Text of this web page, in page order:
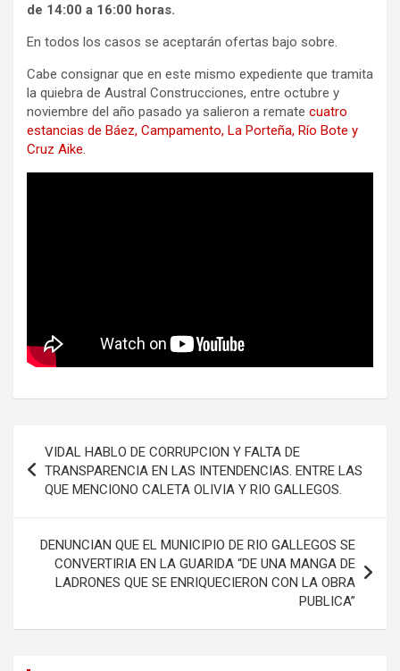
de 14:00 a 16:00 horas.
En todos los casos se aceptarán ofertas bajo sobre.
Cabe consignar que en este mismo expediente que tramita
la quiebra de Austral Construcciones, entre octubre y
noviembre del año pasado ya salieron a remate cuatro
estancias de Báez, Campamento, La Porteña, Río Bote y
Cruz Aike.
de
entradas
VIDAL HABLO DE CORRUPCION Y FALTA DE
TRANSPARENCIA EN LAS INTENDENCIAS. ENTRE LAS
QUE MENCIONO CALETA OLIVIA Y RIO GALLEGOS.
DENUNCIAN QUE EL MUNICIPIO DE RIO GALLEGOS SE
CONVERTIRIA EN LA GUARIDA “DE UNA MANGA DE
LADRONES QUE SE ENRIQUECIERON CON LA OBRA
PUBLICA”